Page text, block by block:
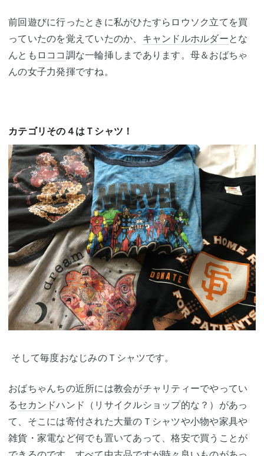
前回遊びに行ったときに私がひたすらロウソク立てを買
っていたのを覚えていたのか、 キャンドルホルダーとな
んとも ロココ 調な一輪挿しまであります。母＆おばちゃ
んの女子力発揮ですね。
カテゴリその４はＴシャツ！
そして毎度おなじみのＴシャツです。
おばちゃんちの近所には教会がチャリティーでやってい
るセカンドハンド（リサイクルショップ的な？）があっ
て、そこには寄付された大量のＴシャツや小物や家具や
雑貨・家電など何でも置いてあって、格安で買うことが